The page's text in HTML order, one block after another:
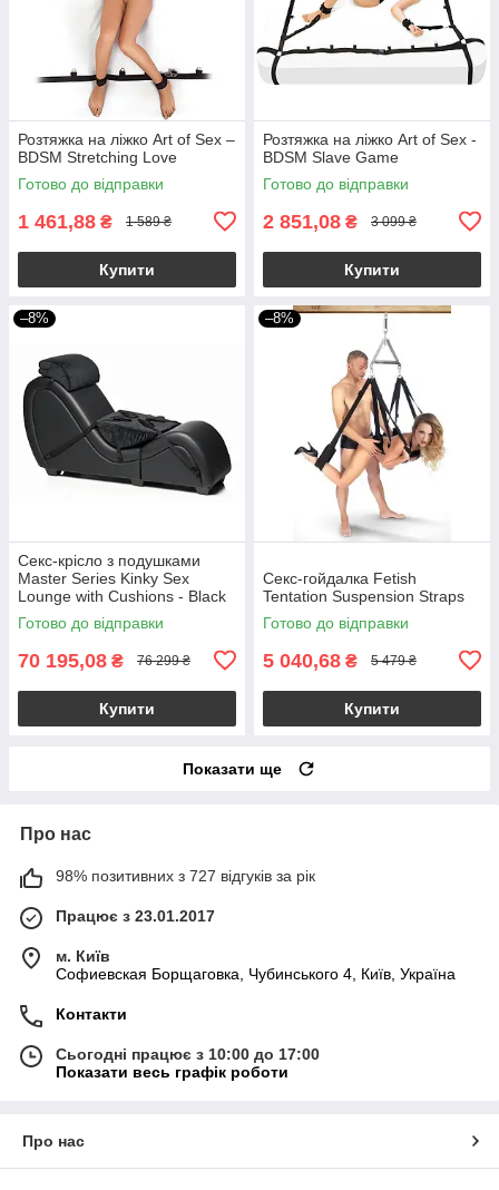
Розтяжка на ліжко Art of Sex –
BDSM Stretching Love
Готово до відправки
1 461,88 ₴ 1 589 ₴
Купити
Розтяжка на ліжко Art of Sex -
BDSM Slave Game
Готово до відправки
2 851,08 ₴ 3 099 ₴
Купити
–8%
Секс-крісло з подушками
Master Series Kinky Sex
Lounge with Cushions - Black
Готово до відправки
70 195,08 ₴ 76 299 ₴
Купити
–8%
Секс-гойдалка Fetish
Tentation Suspension Straps
Готово до відправки
5 040,68 ₴ 5 479 ₴
Купити
Показати ще
Про нас
98% позитивних з 727 відгуків за рік
Працює з 23.01.2017
м. Київ
Софиевская Борщаговка, Чубинського 4, Київ, Україна
Контакти
Сьогодні працює з 10:00 до 17:00
Показати весь графік роботи
Про нас